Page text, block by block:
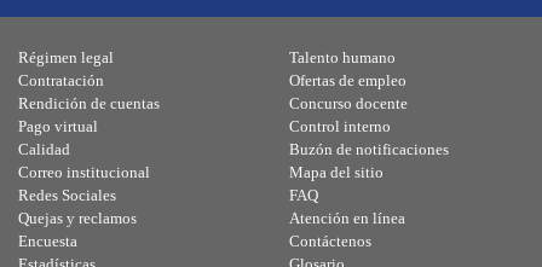
Régimen legal
Contratación
Rendición de cuentas
Pago virtual
Calidad
Talento humano
Ofertas de empleo
Concurso docente
Control interno
Buzón de notificaciones
Correo institucional
Redes Sociales
Quejas y reclamos
Encuesta
Mapa del sitio
FAQ
Atención en línea
Contáctenos